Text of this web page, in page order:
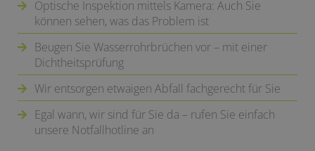
Optische Inspektion mittels Kamera: Auch Sie
können sehen, was das Problem ist
Beugen Sie Wasserrohrbrüchen vor – mit einer
Dichtheitsprüfung
Wir entsorgen etwaigen Abfall fachgerecht für Sie
Egal wann, wir sind für Sie da – rufen Sie einfach
unsere Notfallhotline an